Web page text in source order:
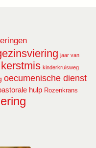
jaar van
kerstmis kinderkruisweg
oecumenische dienst
hulp Rozenkrans